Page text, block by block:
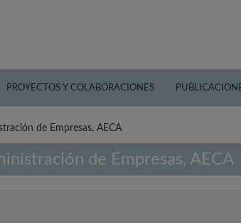
PROYECTOS Y COLABORACIONES
de Empresas, AECA
de Empresas, AECA